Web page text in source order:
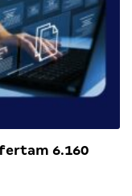
6.160